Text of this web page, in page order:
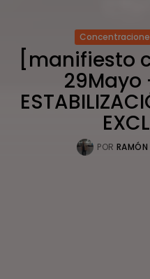
[manifiesto
29Mayo
POR RAMÓN